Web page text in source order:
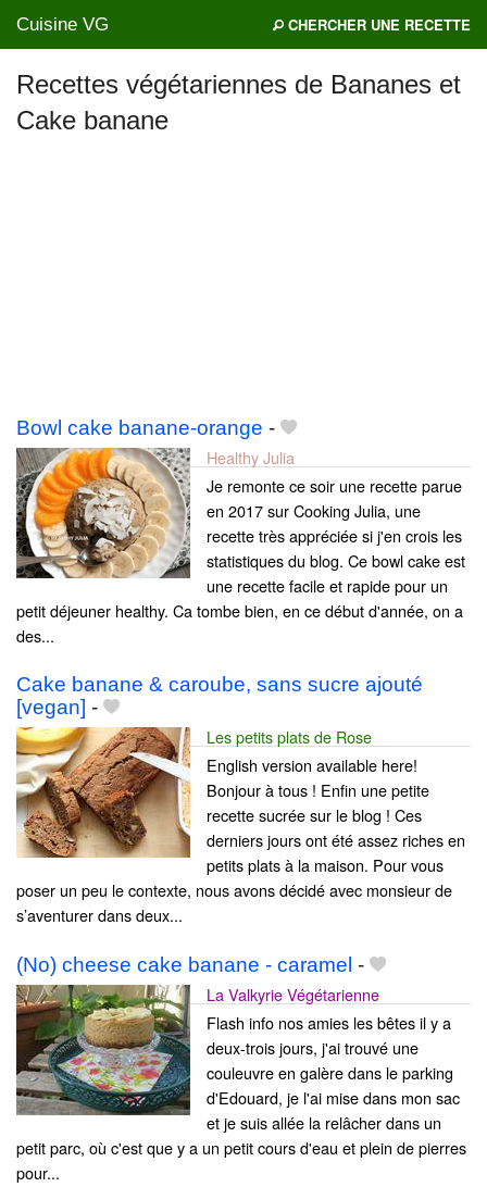
Cuisine VG CHERCHER UNE RECETTE
Recettes végétariennes de Bananes et
Cake banane
Bowl cake banane-orange -
Healthy Julia
Je remonte ce soir une recette parue
en 2017 sur Cooking Julia, une
recette très appréciée si j'en crois les
statistiques du blog. Ce bowl cake est
une recette facile et rapide pour un
petit déjeuner healthy. Ca tombe bien, en ce début d'année, on a
des...
Cake banane & caroube, sans sucre ajouté
[vegan] -
Les petits plats de Rose
English version available here!
Bonjour à tous ! Enfin une petite
recette sucrée sur le blog ! Ces
derniers jours ont été assez riches en
petits plats à la maison. Pour vous
poser un peu le contexte, nous avons décidé avec monsieur de
s’aventurer dans deux...
(No) cheese cake banane - caramel -
La Valkyrie Végétarienne
Flash info nos amies les bêtes il y a
deux-trois jours, j'ai trouvé une
couleuvre en galère dans le parking
d'Edouard, je l'ai mise dans mon sac
et je suis allée la relâcher dans un
petit parc, où c'est que y a un petit cours d'eau et plein de pierres
pour...